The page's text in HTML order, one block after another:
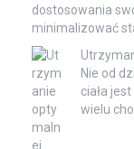
dostosowania
minimalizować
Nie od
ciała
wielu